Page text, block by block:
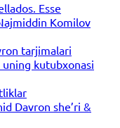
Esse
Komilov
tarjimalari
uning kutubxonasi
Davron she’ri &